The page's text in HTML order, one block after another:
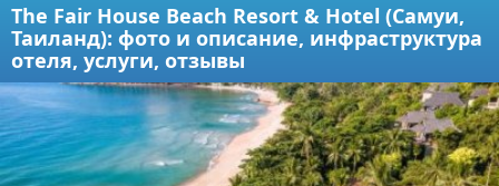
The Fair House Beach Resort & Hotel (Самуи,
Таиланд): фото и описание, инфраструктура
отеля, услуги, отзывы